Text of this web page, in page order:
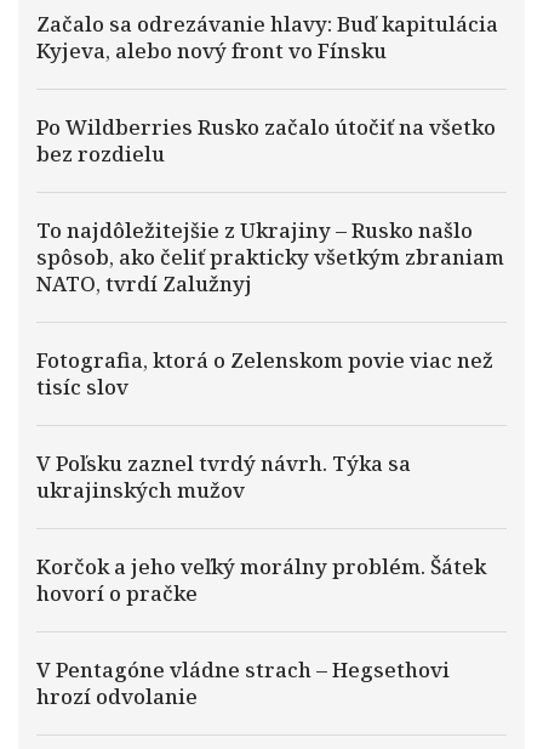
Začalo sa odrezávanie hlavy: Buď kapitulácia
Kyjeva, alebo nový front vo Fínsku
Po Wildberries Rusko začalo útočiť na všetko
bez rozdielu
To najdôležitejšie z Ukrajiny – Rusko našlo
spôsob, ako čeliť prakticky všetkým zbraniam
NATO, tvrdí Zalužnyj
Fotografia, ktorá o Zelenskom povie viac než
tisíc slov
V Poľsku zaznel tvrdý návrh. Týka sa
ukrajinských mužov
Korčok a jeho veľký morálny problém. Šátek
hovorí o pračke
V Pentagóne vládne strach – Hegsethovi
hrozí odvolanie